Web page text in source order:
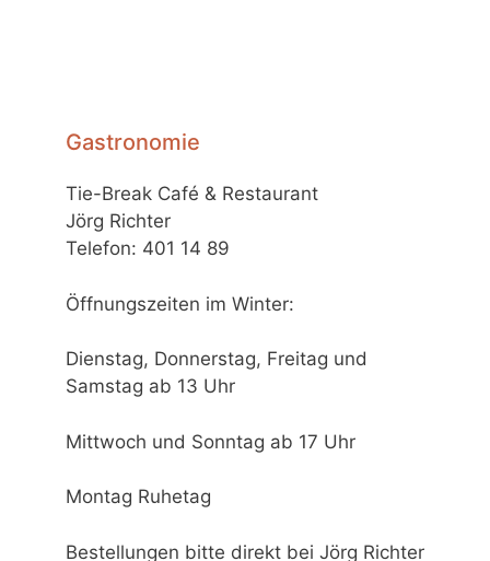
Gastronomie
Tie-Break Café & Restaurant
Jörg Richter
Telefon: 401 14 89
Öffnungszeiten im Winter:
Dienstag, Donnerstag, Freitag und
Samstag ab 13 Uhr
Mittwoch und Sonntag ab 17 Uhr
Montag Ruhetag
Bestellungen bitte direkt bei Jörg Richter